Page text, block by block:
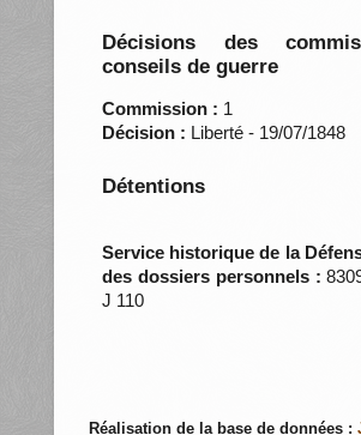
Décisions des
conseils de guerre
Commission : 1
Décision : Liberté - 19/07/1848
Détentions
Service historique de la
des dossiers personnels :
J 110
Réalisation de la base de données :